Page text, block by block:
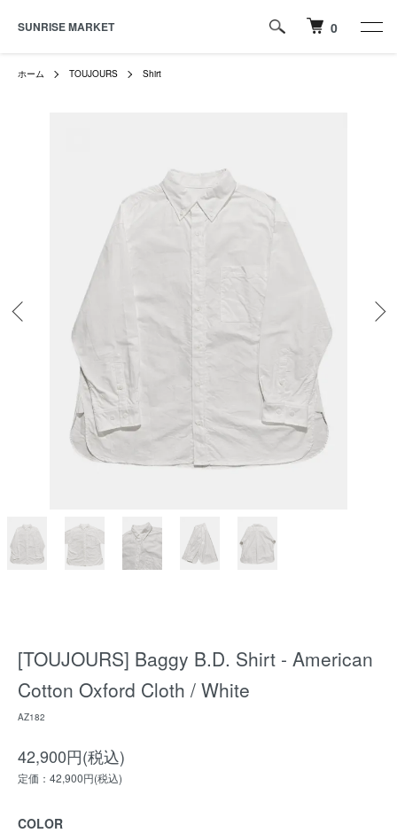
SUNRISE MARKET 0
ホーム TOUJOURS Shirt
[TOUJOURS] Baggy B.D. Shirt - American
Cotton Oxford Cloth / White
AZ182
42,900円(税込)
定価：42,900円(税込)
COLOR